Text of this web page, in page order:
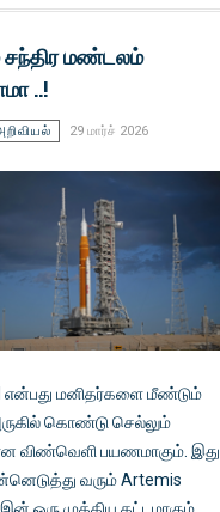
மண்டலம்
..!
29 மார்ச் 2026
என்பது மனிதர்களை மீண்டும்
கொண்டு செல்லும்
விண்வெளி பயணமாகும். இது
வரும் Artemis